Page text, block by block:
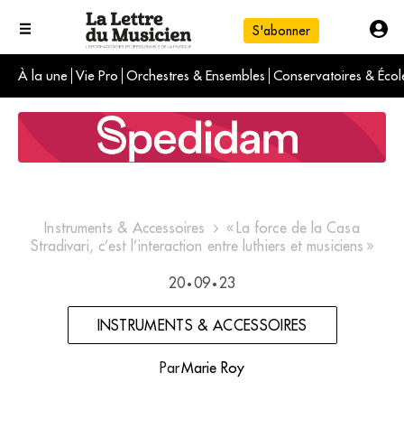
S'abonner
À la une Vie Pro Orchestres & Ensembles Conservatoires &
L'info du jour
Le numéro du mois
International
Instruments & Accessoires
« La force de la Casa
Stradivari, c’est l’interaction entre luthiers et musiciens »
20 • 09 • 23
INSTRUMENTS & ACCESSOIRES
ParMarie Roy